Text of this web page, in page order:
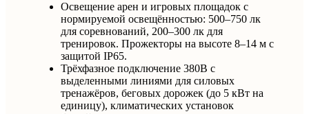
Освещение арен и игровых площадок с
нормируемой освещённостью: 500–750 лк
для соревнований, 200–300 лк для
тренировок. Прожекторы на высоте 8–14 м с
защитой IP65.
Трёхфазное подключение 380В с
выделенными линиями для силовых
тренажёров, беговых дорожек (до 5 кВт на
единицу), климатических установок